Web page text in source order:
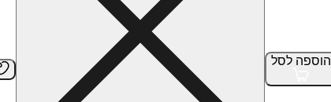
הוספה לסל